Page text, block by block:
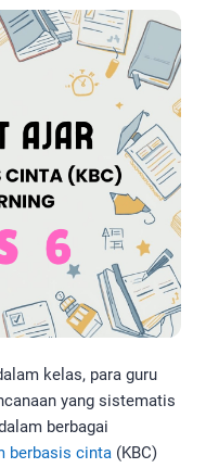
kelas, para guru
yang sistematis
berbagai
berbasis cinta (KBC)